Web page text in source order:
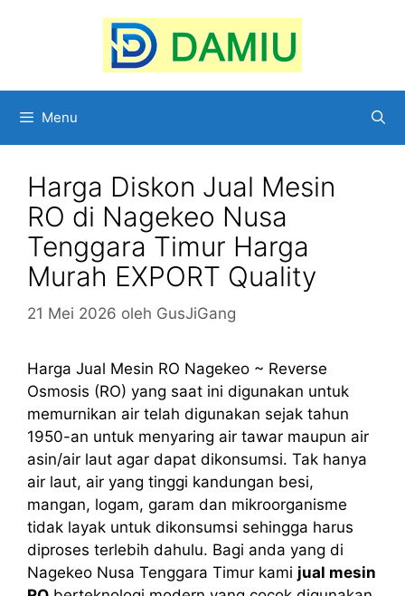
Menu
Harga Diskon Jual Mesin
RO di Nagekeo Nusa
Tenggara Timur Harga
Murah EXPORT Quality
21 Mei 2026 oleh GusJiGang
Harga Jual Mesin RO Nagekeo ~ Reverse
Osmosis (RO) yang saat ini digunakan untuk
memurnikan air telah digunakan sejak tahun
1950-an untuk menyaring air tawar maupun air
asin/air laut agar dapat dikonsumsi. Tak hanya
air laut, air yang tinggi kandungan besi,
mangan, logam, garam dan mikroorganisme
tidak layak untuk dikonsumsi sehingga harus
diproses terlebih dahulu. Bagi anda yang di
Nagekeo Nusa Tenggara Timur kami jual mesin